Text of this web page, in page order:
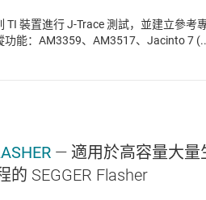
TI 裝置進行 J-Trace 測試，並建立參考
功能：AM3359、AM3517、Jacinto 7
— 適用於高容量大量
的 SEGGER Flasher